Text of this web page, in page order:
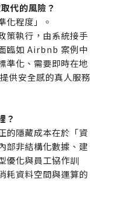
代的風險？
化程度」。
策執行，由系統接手
臨如 Airbnb 案例中
準化、需要即時在地
供安全感的真人服務
？
的隱藏成本在於「資
部非結構化數據、建
優化與員工協作訓
耗資料空間與運算的